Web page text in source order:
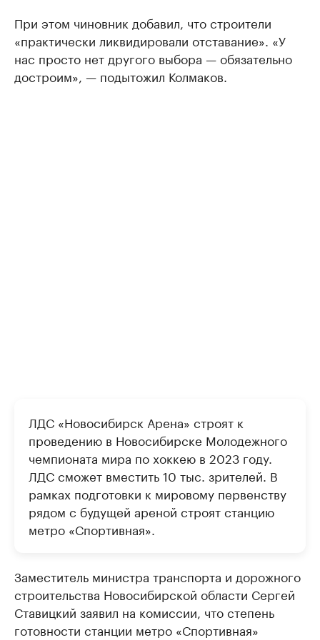
При этом чиновник добавил, что строители
«практически ликвидировали отставание». «У
нас просто нет другого выбора — обязательно
достроим», — подытожил Колмаков.
ЛДС «Новосибирск Арена» строят к
проведению в Новосибирске Молодежного
чемпионата мира по хоккею в 2023 году.
ЛДС сможет вместить 10 тыс. зрителей. В
рамках подготовки к мировому первенству
рядом с будущей ареной строят станцию
метро «Спортивная».
Заместитель министра транспорта и дорожного
строительства Новосибирской области Сергей
Ставицкий заявил на комиссии, что степень
готовности станции метро «Спортивная»